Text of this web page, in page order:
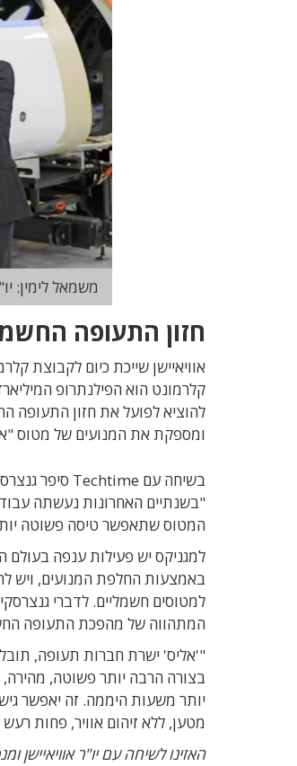
משמאל לימין:
חזון התעופה
קלרמונט הוא הפילנתרופ
ומספקת את המנועים של מטוס
"בשנתיים האחרונות נעשתה
המטוס שתאפשר טיסה פשוטה
למגניקס יש פעילות ענפה
באמצעות החלפת המנועים, ויש
למטוסים חשמליים. לדברי
המתהווה של מהפכת התעופה
בצורה הרבה יותר פשוטה, מהירה,
מטען, ללא זיהום אוויר, פחות
האזינו לשיחה עם יו"ר אוויאיישן ומנכ"ל